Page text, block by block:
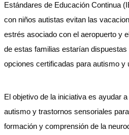
Estándares de Educación Continua
con niños autistas evitan las
estrés asociado con el aeropuerto y
de estas familias estarían
opciones certificadas para autismo y
El objetivo de la iniciativa es ayudar
autismo y trastornos sensoriales
formación y comprensión de la